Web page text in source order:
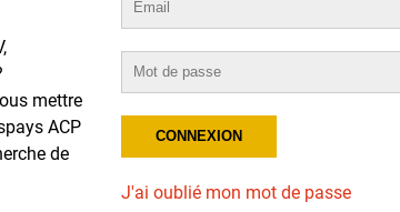
mettre
ACP
de
J'ai oublié mon mot de passe